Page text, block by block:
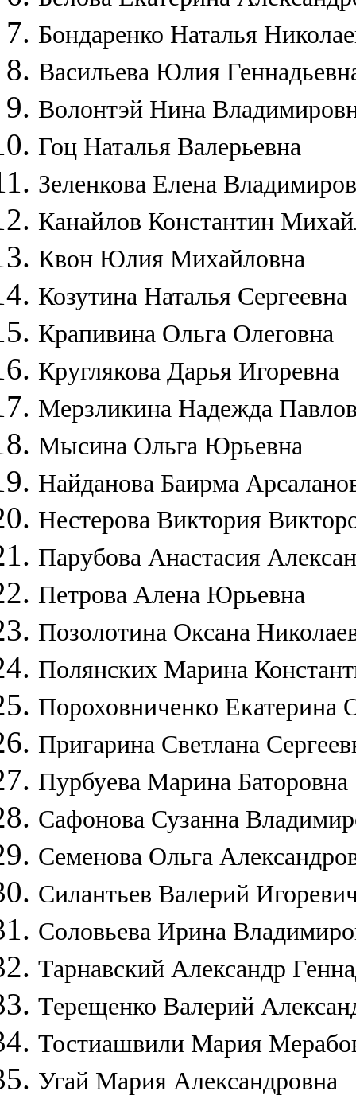
Бондаренко Наталья
Васильева Юлия
Волонтэй Нина
Гоц Наталья Валерьевна
Зеленкова Елена
Канайлов Константин
Квон Юлия Михайловна
Козутина Наталья Сергеевна
Крапивина Ольга Олеговна
Круглякова Дарья Игоревна
Мерзликина Надежда
Мысина Ольга Юрьевна
Найданова Баирма
Нестерова Виктория
Парубова Анастасия
Петрова Алена Юрьевна
Позолотина Оксана
Полянских Марина
Пороховниченко Екатерина
Пригарина Светлана
Пурбуева Марина Баторовна
Сафонова Сузанна
Семенова Ольга
Силантьев Валерий
Соловьева Ирина
Тарнавский Александр
Терещенко Валерий
Тостиашвили Мария
Угай Мария Александровна